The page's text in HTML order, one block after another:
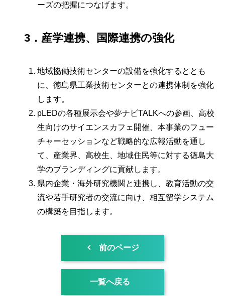
ーズの把握につなげます。
3．産学連携、国際連携の強化
地域協働技術センターの設備を強化するととも
に、徳島県工業技術センターとの連携体制を強化
します。
pLEDの各種展示会や夢ナビTALKへの参画、高校
生向けのサイエンスカフェ開催、本事業のフュー
チャーセッションなど戦略的な広報活動を通し
て、産業界、高校生、地域住民等に対する徳島大
学のブランディングに貢献します。
県内企業・海外研究機関と連携し、教育活動の交
流や若手研究者の交流に向け、相互留学システム
の構築を目指します。
前のページ
一覧へ戻る